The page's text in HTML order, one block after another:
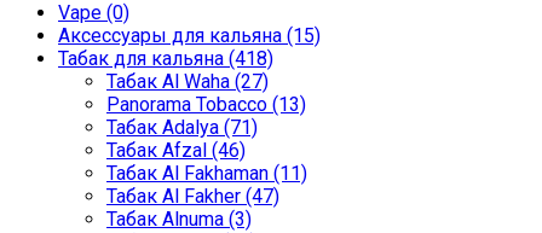
Vape (0)
Аксессуары для кальяна (15)
Табак для кальяна (418)
Табак Al Waha (27)
Panorama Tobacco (13)
Табак Adalya (71)
Табак Afzal (46)
Табак Al Fakhaman (11)
Табак Al Fakher (47)
Табак Alnuma (3)